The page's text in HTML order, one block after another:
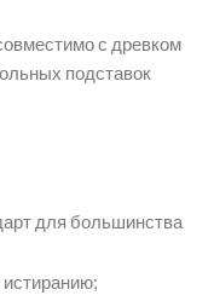
с древком
подставок
для большинства
истиранию;